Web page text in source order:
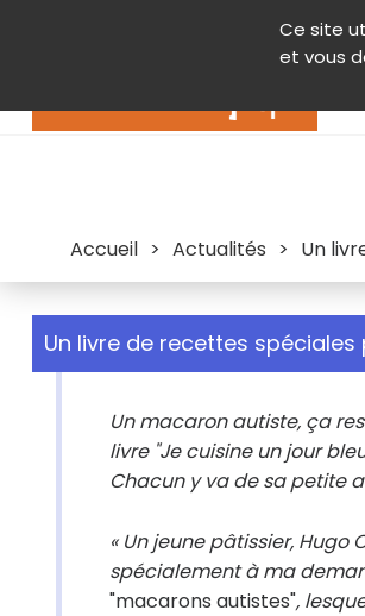
Ce site
et vous
Contenu Aide
Accueil > Actualités > Un
Un livre de recettes
Un macaron autiste, ça
livre "Je cuisine un jour
Chacun y va de sa petite
« Un jeune pâtissier, Hugo
spécialement à ma
"macarons autistes",